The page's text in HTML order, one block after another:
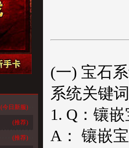
(今日新服)
(推荐)
(推荐)
(一) 宝石
系统关键
1. Q：镶
A： 镶嵌